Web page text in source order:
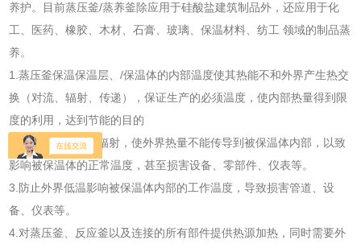
养护。目前蒸压釜/蒸养釜除应用于硅酸盐建筑制品外，还应用于化
工、医药、橡胶、木材、石膏、玻璃、保温材料、纺工 领域的制品蒸
养。
1.蒸压釜保温保温层、/保温体的内部温度使其热能不和外界产生热交
换（对流、辐射、传递），保证生产的必须温度，使内部热量得到限
度的利用，达到节能的目的
2.防止强烈的外热辐射，使外界热量不能传导到被保温体内部，以致
影响被保温体的正常温度，甚至损害设备、零部件、仪表等。
3.防止外界低温影响被保温体内部的工作温度，导致损害管道、设
备、仪表等。
4.对蒸压釜、反应釜以及连接的所有部件提供热源加热，同时需要外